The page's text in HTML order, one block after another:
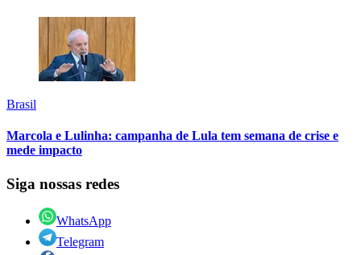
Brasil
Marcola e Lulinha: campanha de Lula tem semana de crise e
mede impacto
Siga nossas redes
WhatsApp
Telegram